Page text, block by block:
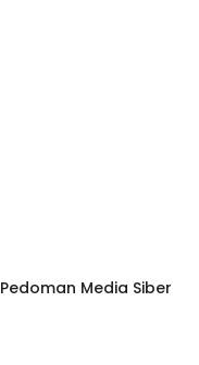
Pedoman Media Siber